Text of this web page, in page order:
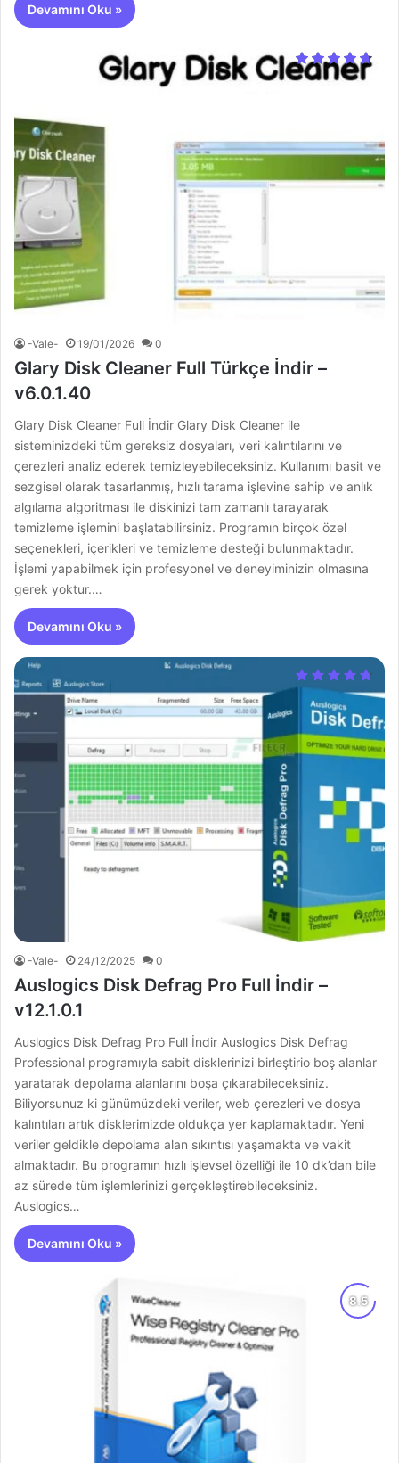
Devamını Oku »
-Vale- 19/01/2026 0
Glary Disk Cleaner Full Türkçe İndir –
v6.0.1.40
Glary Disk Cleaner Full İndir Glary Disk Cleaner ile
sisteminizdeki tüm gereksiz dosyaları, veri kalıntılarını ve
çerezleri analiz ederek temizleyebileceksiniz. Kullanımı basit ve
sezgisel olarak tasarlanmış, hızlı tarama işlevine sahip ve anlık
algılama algoritması ile diskinizi tam zamanlı tarayarak
temizleme işlemini başlatabilirsiniz. Programın birçok özel
seçenekleri, içerikleri ve temizleme desteği bulunmaktadır.
İşlemi yapabilmek için profesyonel ve deneyiminizin olmasına
gerek yoktur.…
Devamını Oku »
-Vale- 24/12/2025 0
Auslogics Disk Defrag Pro Full İndir –
v12.1.0.1
Auslogics Disk Defrag Pro Full İndir Auslogics Disk Defrag
Professional programıyla sabit disklerinizi birleştirio boş alanlar
yaratarak depolama alanlarını boşa çıkarabileceksiniz.
Biliyorsunuz ki günümüzdeki veriler, web çerezleri ve dosya
kalıntıları artık disklerimizde oldukça yer kaplamaktadır. Yeni
veriler geldikle depolama alan sıkıntısı yaşamakta ve vakit
almaktadır. Bu programın hızlı işlevsel özelliği ile 10 dk’dan bile
az sürede tüm işlemlerinizi gerçekleştirebileceksiniz.
Auslogics…
Devamını Oku »